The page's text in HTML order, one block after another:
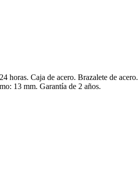
Caja de acero. Brazalete de
13 mm. Garantía de 2 años.